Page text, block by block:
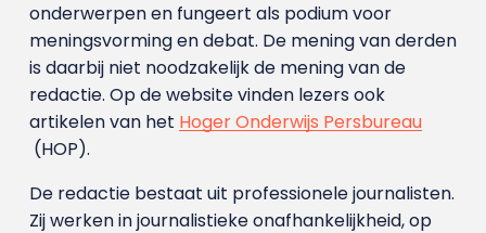
onderwerpen en fungeert als podium voor
meningsvorming en debat. De mening van derden
is daarbij niet noodzakelijk de mening van de
redactie. Op de website vinden lezers ook
artikelen van het Hoger Onderwijs Persbureau
(HOP).
De redactie bestaat uit professionele journalisten.
Zij werken in journalistieke onafhankelijkheid, op